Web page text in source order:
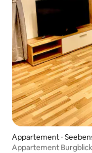
Appartement ⋅
Appartement